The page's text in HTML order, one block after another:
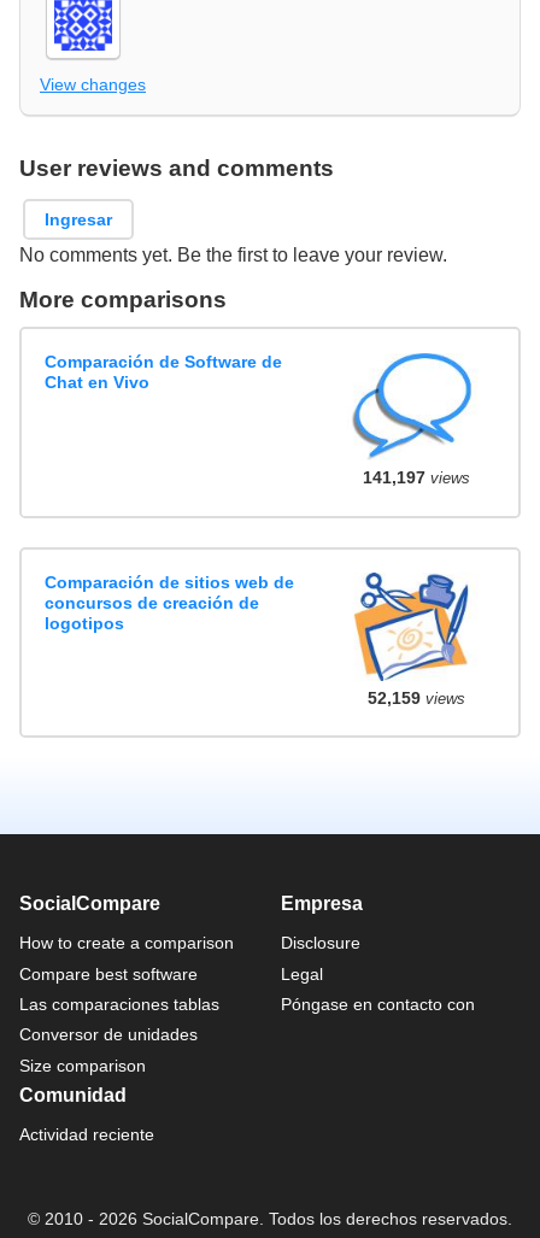
View changes
User reviews and comments
Ingresar
No comments yet. Be the first to leave your review.
More comparisons
Comparación de Software de
Chat en Vivo
141,197views
Comparación de sitios web de
concursos de creación de
logotipos
52,159views
SocialCompare
How to create a comparison
Compare best software
Las comparaciones tablas
Conversor de unidades
Size comparison
Empresa
Disclosure
Legal
Póngase en contacto con
Comunidad
Actividad reciente
© 2010 - 2026 SocialCompare. Todos los derechos reservados.